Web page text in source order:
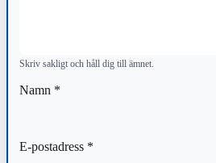
Skriv sakligt och håll dig till ämnet.
Namn *
E-postadress *